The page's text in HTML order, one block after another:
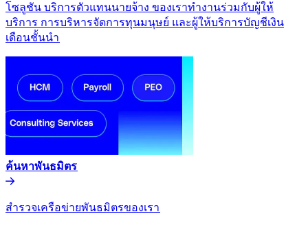
โซลูชัน บริการตัวแทนนายจ้าง ของเราทำงานร่วมกับผู้ให้
บริการ การบริหารจัดการทุนมนุษย์ และผู้ให้บริการบัญชีเงิน
เดือนชั้นนำ​​
ค้นหาพันธมิตร​​
สำรวจเครือข่ายพันธมิตรของเรา​​